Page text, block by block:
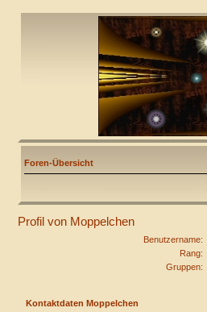
Foren-Übersicht
Profil von Moppelchen
Benutzername:
Rang:
Gruppen:
Kontaktdaten Moppelchen